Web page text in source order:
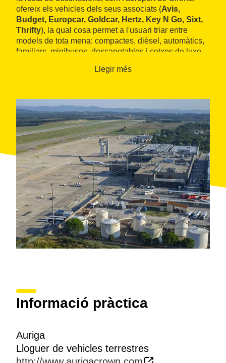
ofereix els vehicles dels seus associats (Avis,
Budget, Europcar, Goldcar, Hertz, Key N Go, Sixt,
Thrifty), la qual cosa permet a l'usuari triar entre
models de tota mena: compactes, dièsel, automàtics,
familiars, minibusos, descapotables i cotxes de luxe.
La reserva es fa en línia i es pot recollir el vehicle a la
punt o a qualsevol altre disponible a tota Espanya.
Llegir més
Informació pràctica
Auriga
Lloguer de vehicles terrestres